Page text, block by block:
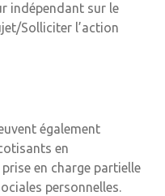
indépendant sur le
Solliciter l’action
également
en
en charge partielle
personnelles.